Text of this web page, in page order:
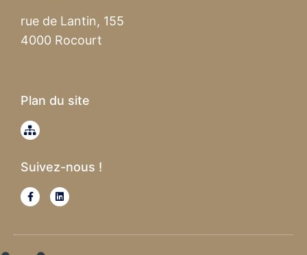
rue de Lantin, 155
4000 Rocourt
Plan du site
Suivez-nous !